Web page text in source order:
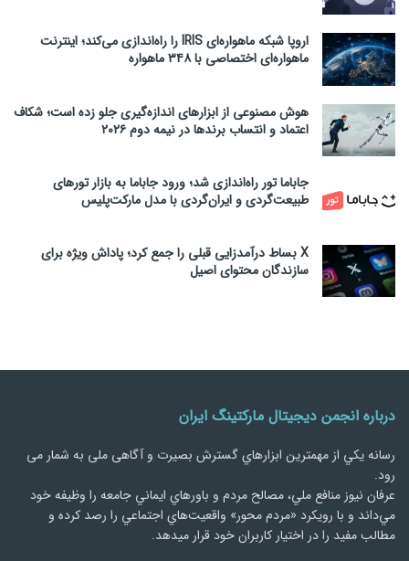
اروپا شبکه ماهواره‌ای IRIS را راه‌اندازی می‌کند؛ اینترنت
ماهواره‌ای اختصاصی با ۳۴۸ ماهواره
هوش مصنوعی از ابزارهای اندازه‌گیری جلو زده است؛ شکاف
اعتماد و انتساب برندها در نیمه دوم ۲۰۲۶
جاباما تور راه‌اندازی شد؛ ورود جاباما به بازار تورهای
طبیعت‌گردی و ایران‌گردی با مدل مارکت‌پلیس
X بساط درآمدزایی قبلی را جمع کرد؛ پاداش ویژه برای
سازندگان محتوای اصیل
درباره انجمن دیجیتال مارکتینگ ایران
رسانه يكي از مهمترین ابزارهاي گسترش بصیرت و آگاهی ملی به شمار می
رود.
عرفان نیوز منافع ملي، مصالح مردم و باورهاي ايماني جامعه را وظيفه خود
مي‌داند و با رويكرد «مردم‌ محور» واقعيت‌هاي اجتماعي را رصد کرده و
مطالب مفید را در اختیار کاربران خود قرار میدهد.